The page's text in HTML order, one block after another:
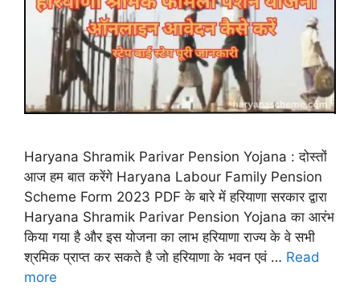
Haryana Shramik Parivar Pension Yojana : दोस्तों
आज हम बात करेंगे Haryana Labour Family Pension
Scheme Form 2023 PDF के बारे में हरियाणा सरकार द्वारा
Haryana Shramik Parivar Pension Yojana का आरंभ
किया गया है और इस योजना का लाभ हरियाणा राज्य के वे सभी
श्रमिक प्राप्त कर सकते है जो हरियाणा के भवन एवं … Read
more